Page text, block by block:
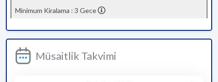
Minimum Kiralama : 3 Gece
Müsaitlik Takvimi